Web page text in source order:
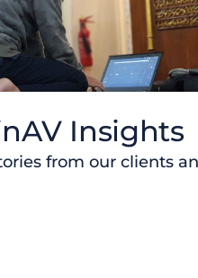
Insights
from our clients